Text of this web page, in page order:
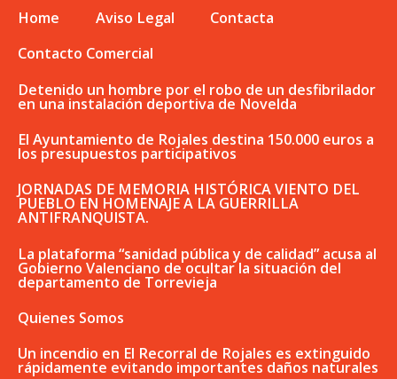
Home Aviso Legal
Contacta
Contacto Comercial
Detenido un hombre por el robo de un desfibrilador
en una instalación deportiva de Novelda
El Ayuntamiento de Rojales destina 150.000 euros a
los presupuestos participativos
JORNADAS DE MEMORIA HISTÓRICA VIENTO DEL
PUEBLO EN HOMENAJE A LA GUERRILLA
ANTIFRANQUISTA.
La plataforma “sanidad pública y de calidad” acusa al
Gobierno Valenciano de ocultar la situación del
departamento de Torrevieja
Quienes Somos
Un incendio en El Recorral de Rojales es extinguido
rápidamente evitando importantes daños naturales